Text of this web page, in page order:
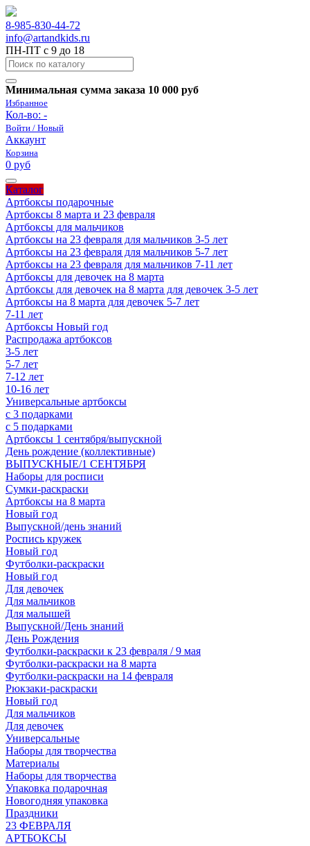
8-985-830-44-72
info@artandkids.ru
ПН-ПТ с 9 до 18
Минимальная сумма заказа 10 000 руб
Избранное
Кол-во: -
Войти / Новый
Аккаунт
Корзина
0 руб
Каталог
Артбоксы подарочные
Артбоксы 8 марта и 23 февраля
Артбоксы для мальчиков
Артбоксы на 23 февраля для мальчиков 3-5 лет
Артбоксы на 23 февраля для мальчиков 5-7 лет
Артбоксы на 23 февраля для мальчиков 7-11 лет
Артбоксы для девочек на 8 марта
Артбоксы для девочек на 8 марта для девочек 3-5 лет
Артбоксы на 8 марта для девочек 5-7 лет
7-11 лет
Артбоксы Новый год
Распродажа артбоксов
3-5 лет
5-7 лет
7-12 лет
10-16 лет
Универсальные артбоксы
с 3 подарками
с 5 подарками
Артбоксы 1 сентября/выпускной
День рождение (коллективные)
ВЫПУСКНЫЕ/1 СЕНТЯБРЯ
Наборы для росписи
Сумки-раскраски
Артбоксы на 8 марта
Новый год
Выпускной/день знаний
Роспись кружек
Новый год
Футболки-раскраски
Новый год
Для девочек
Для мальчиков
Для малышей
Выпускной/День знаний
День Рождения
Футболки-раскраски к 23 февраля / 9 мая
Футболки-раскраски на 8 марта
Футболки-раскраски на 14 февраля
Рюкзаки-раскраски
Новый год
Для мальчиков
Для девочек
Универсальные
Наборы для творчества
Материалы
Наборы для творчества
Упаковка подарочная
Новогодняя упаковка
Праздники
23 ФЕВРАЛЯ
АРТБОКСЫ